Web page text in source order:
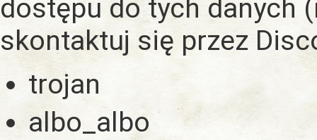
dostępu do tych danych
skontaktuj się przez
trojan
albo_albo